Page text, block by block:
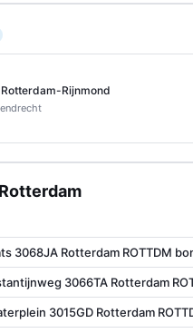
Rijnmond
3068JA Rotterdam ROTTDM
3066TA Rotterdam
3015GD Rotterdam